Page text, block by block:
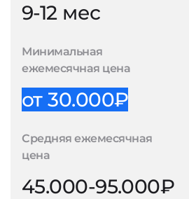
9-12 мес
Минимальная
ежемесячная цена
от 30.000₽
Средняя ежемесячная
цена
45.000-95.000₽